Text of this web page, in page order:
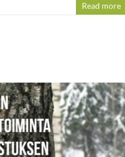
Read more